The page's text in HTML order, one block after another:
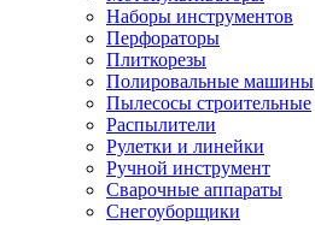
Наборы инструментов
Перфораторы
Плиткорезы
Полировальные машины
Пылесосы строительные
Распылители
Рулетки и линейки
Ручной инструмент
Сварочные аппараты
Снегоуборщики